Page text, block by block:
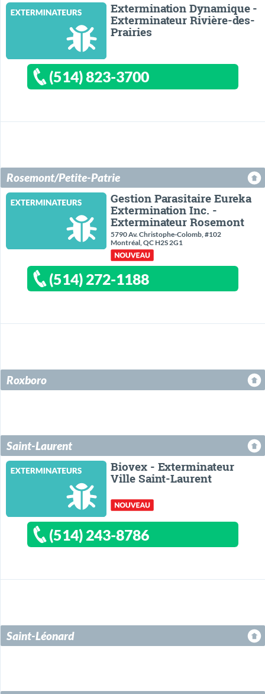
Extermination Dynamique -
Exterminateur Rivière-des-
Prairies
(514) 823-3700
Rosemont/Petite-Patrie
Gestion Parasitaire Eureka
Extermination Inc. -
Exterminateur Rosemont
5790 Av. Christophe-Colomb, #102
Montréal, QC H2S 2G1
(514) 272-1188
Roxboro
Saint-Laurent
Biovex - Exterminateur
Ville Saint-Laurent
(514) 243-8786
Saint-Léonard